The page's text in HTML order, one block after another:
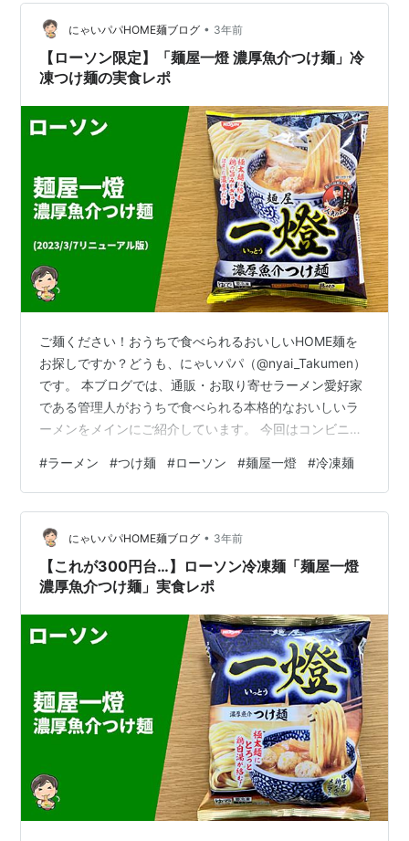
が、つけ麺が私の好みでした。 タイに日本のラーメン屋
が本当に多くなっていますので タイでラーメン巡りをし
てもいいかもしれません。 では、また！
にゃいパパHOME麺ブログ • 3年前
【ローソン限定】「麺屋一燈 濃厚魚介つけ麺」冷
凍つけ麺の実食レポ
ご麺ください！おうちで食べられるおいしいHOME麺を
お探しですか？どうも、にゃいパパ（@nyai_Takumen）
です。 本ブログでは、通販・お取り寄せラーメン愛好家
である管理人がおうちで食べられる本格的なおいしいラ
ーメンをメインにご紹介しています。 今回はコンビニ冷
り、2023年3月7日にリニューアルしたばかりの「麺屋一
燈 濃厚魚介つけ麺（税込み 397円）」をいただきます！
「麺屋一燈」は東京都葛飾区新小岩にあり、ラーメン界
や食べログなどで数々の輝かしい受賞歴や企業コラボな
ど、つけ麺界でトップクラスの人気や知名度を誇る超行
列店。 本商品は、そ…
#ラーメン #つけ麺 #ローソン #麺屋一燈 #冷凍麺
にゃいパパHOME麺ブログ • 3年前
【これが300円台…】ローソン冷凍麺「麺屋一燈
濃厚魚介つけ麺」実食レポ